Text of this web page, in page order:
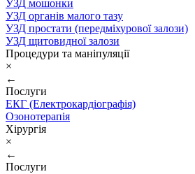
УЗД мошонки
УЗД органів малого тазу
УЗД простати (передміхурової залози)
УЗД щитовидної залози
Процедури та маніпуляції
×
←
Послуги
ЕКГ (Електрокардіографія)
Озонотерапія
Хірургія
×
←
Послуги